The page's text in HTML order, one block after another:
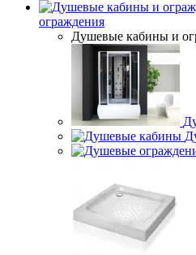
ограждения
Душевые кабины и